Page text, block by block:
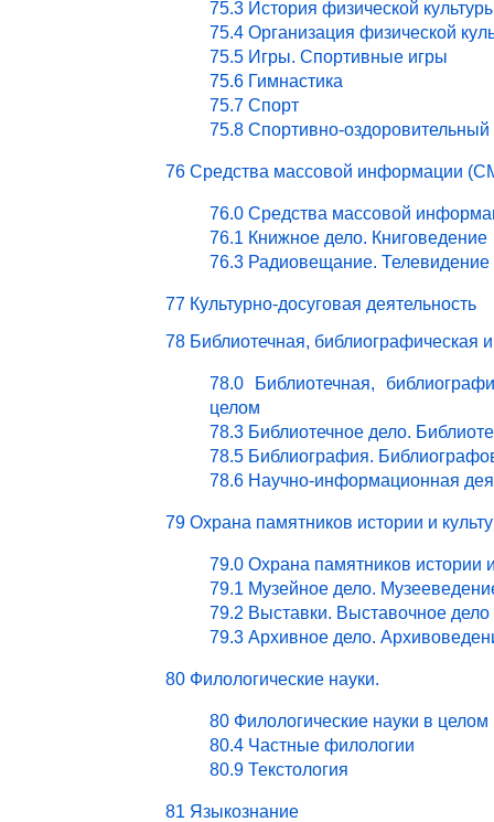
75.3 История физической
75.4 Организация физической
75.5 Игры. Спортивные игры
75.6 Гимнастика
75.7 Спорт
75.8 Спортивно-
76 Средства массовой информации
76.0 Средства массовой
76.1 Книжное дело. Книговедение
76.3 Радиовещание. Телевидение
77 Культурно-досуговая деятельность
78 Библиотечная, библиографическая
78.0 Библиотечная,
целом
78.3 Библиотечное дело.
78.5 Библиография.
78.6 Научно-информационная
79 Охрана памятников истории и
79.0 Охрана памятников истории
79.1 Музейное дело.
79.2 Выставки. Выставочное дело
79.3 Архивное дело.
80 Филологические науки.
80 Филологические науки в целом
80.4 Частные филологии
80.9 Текстология
81 Языкознание